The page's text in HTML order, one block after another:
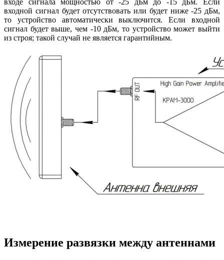
входной сигнал будет отсутствовать или будет ниже -25 дБм,
то устройство автоматически выключится. Если входной
сигнал будет выше, чем -10 дБм, то устройство может выйти
из строя; такой случай не является гарантийным.
Измерение развязки между антеннами